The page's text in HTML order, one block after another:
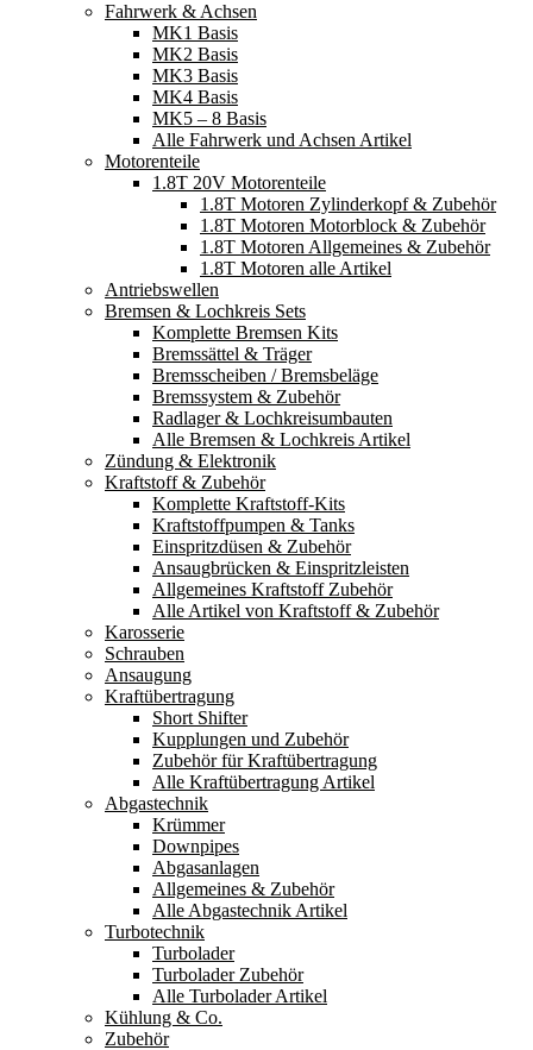
Fahrwerk & Achsen
MK1 Basis
MK2 Basis
MK3 Basis
MK4 Basis
MK5 – 8 Basis
Alle Fahrwerk und Achsen Artikel
Motorenteile
1.8T 20V Motorenteile
1.8T Motoren Zylinderkopf & Zubehör
1.8T Motoren Motorblock & Zubehör
1.8T Motoren Allgemeines & Zubehör
1.8T Motoren alle Artikel
Antriebswellen
Bremsen & Lochkreis Sets
Komplette Bremsen Kits
Bremssättel & Träger
Bremsscheiben / Bremsbeläge
Bremssystem & Zubehör
Radlager & Lochkreisumbauten
Alle Bremsen & Lochkreis Artikel
Zündung & Elektronik
Kraftstoff & Zubehör
Komplette Kraftstoff-Kits
Kraftstoffpumpen & Tanks
Einspritzdüsen & Zubehör
Ansaugbrücken & Einspritzleisten
Allgemeines Kraftstoff Zubehör
Alle Artikel von Kraftstoff & Zubehör
Karosserie
Schrauben
Ansaugung
Kraftübertragung
Short Shifter
Kupplungen und Zubehör
Zubehör für Kraftübertragung
Alle Kraftübertragung Artikel
Abgastechnik
Krümmer
Downpipes
Abgasanlagen
Allgemeines & Zubehör
Alle Abgastechnik Artikel
Turbotechnik
Turbolader
Turbolader Zubehör
Alle Turbolader Artikel
Kühlung & Co.
Zubehör